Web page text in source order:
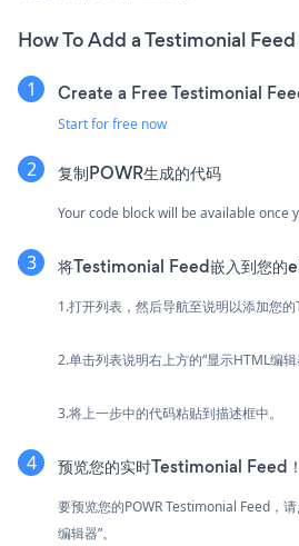
How To Add a Testimonial
Create a Free Testimonial
Start for free now
复制POWR生成的代码
Your code block will be available once
将Testimonial Feed嵌入到您的
1.打开列表，然后导航至说明以添加您的
2.单击列表说明右上方的“显示HTML编辑
3.将上一步中的代码粘贴到描述框中。
预览您的实时Testimonial Feed！
要预览您的POWR Testimonial Feed，
编辑器”。